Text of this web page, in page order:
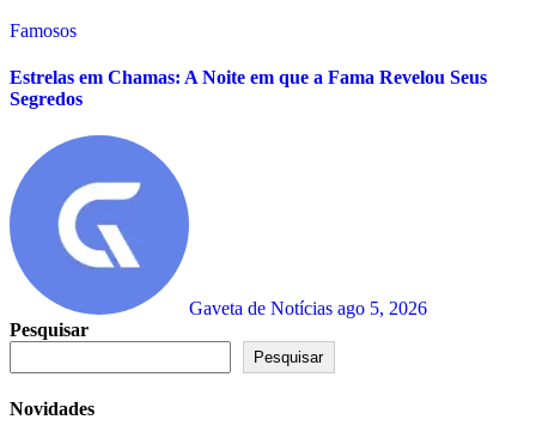
Famosos
Estrelas em Chamas: A Noite em que a Fama Revelou Seus
Segredos
Gaveta de Notícias ago 5, 2026
Pesquisar
Pesquisar
Novidades